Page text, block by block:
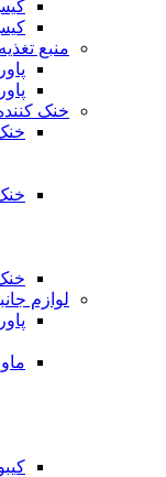
منبع
خنک
لوازم